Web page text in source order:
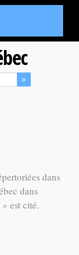
dans
dans
est cité.